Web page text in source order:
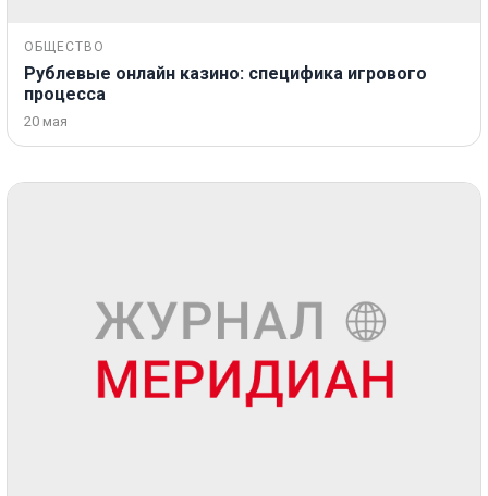
ОБЩЕСТВО
Рублевые онлайн казино: специфика игрового
процесса
20 мая